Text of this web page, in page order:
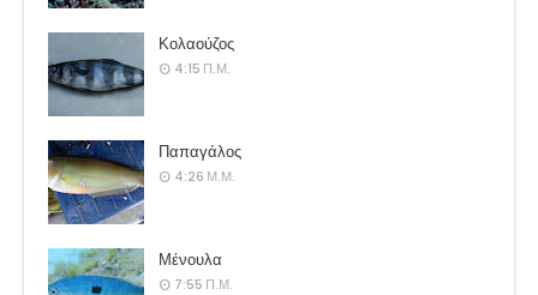
Κολαούζος
4:15 Π.Μ.
Παπαγάλος
4:26 Μ.Μ.
Μένουλα
7:55 Π.Μ.